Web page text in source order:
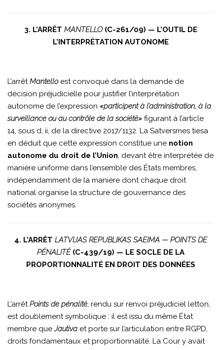
3. L’ARRÊT MANTELLO(C-261/09) — L’OUTIL DE
L’INTERPRÉTATION AUTONOME
L’arrêtMantelloest convoqué dans la demande de
décision préjudicielle pour justifier l’interprétation
autonome de l’expression «participent à l’administration, à la
surveillance ou au contrôle de la société» figurant à l’article
14, sous d, ii, de la directive 2017/1132. La Satversmes tiesa
en déduit que cette expression constitue une notion
autonome du droit de l’Union, devant être interprétée de
manière uniforme dans l’ensemble des États membres,
indépendamment de la manière dont chaque droit
national organise la structure de gouvernance des
sociétés anonymes.
4. L’ARRÊT LATVIJAS REPUBLIKAS SAEIMA — POINTS DE
PÉNALITÉ(C-439/19) — LE SOCLE DE LA
PROPORTIONNALITÉ EN DROIT DES DONNÉES
L’arrêtPoints de pénalité, rendu sur renvoi préjudiciel letton,
est doublement symbolique : il est issu du même État
membre queJautiva et porte sur l’articulation entre RGPD,
droits fondamentaux et proportionnalité. La Cour y avait